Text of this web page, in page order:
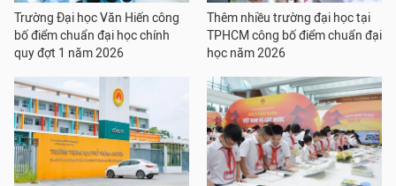
Trường Đại học Văn Hiến công
bố điểm chuẩn đại học chính
quy đợt 1 năm 2026
Thêm nhiều trường đại học tại
TPHCM công bố điểm chuẩn đại
học năm 2026